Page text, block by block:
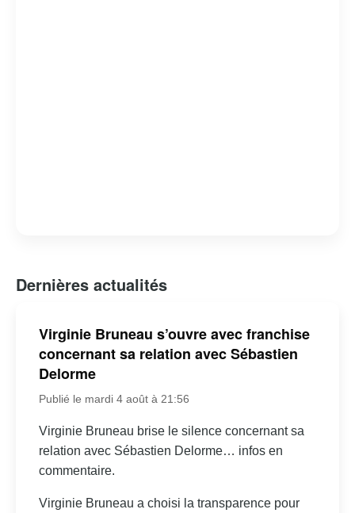
Dernières actualités
Virginie Bruneau s’ouvre avec franchise
concernant sa relation avec Sébastien
Delorme
Publié le mardi 4 août à 21:56
Virginie Bruneau brise le silence concernant sa
relation avec Sébastien Delorme… infos en
commentaire.
Virginie Bruneau a choisi la transparence pour